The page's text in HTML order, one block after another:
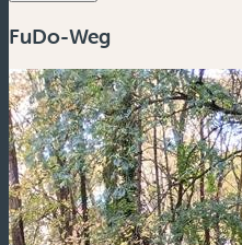
FuDo-Weg